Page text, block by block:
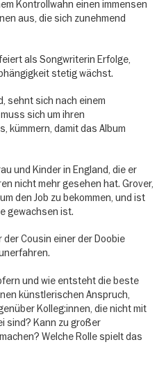
Kontrollwahn einen immensen
aus, die sich zunehmend
als Songwriterin Erfolge,
stetig wächst.
sehnt sich nach einem
sich um ihren
kümmern, damit das Album
und Kinder in England, die er
nicht mehr gesehen hat. Grover,
den Job zu bekommen, und ist
gewachsen ist.
Cousin einer der Doobie
und wie entsteht die beste
künstlerischen Anspruch,
Kolleg:innen, die nicht mit
sind? Kann zu großer
Welche Rolle spielt das